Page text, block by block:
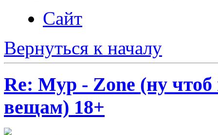
Сайт
Вернуться к началу
Re: Myp - Zone (ну
вещам) 18+